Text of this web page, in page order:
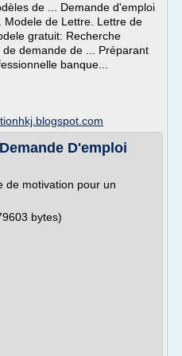
de ... Demande d'emploi
Modele de Lettre. Lettre de
gratuit: Recherche
demande de ... Préparant
banque...
D'emploi
de motivation pour un
bytes)